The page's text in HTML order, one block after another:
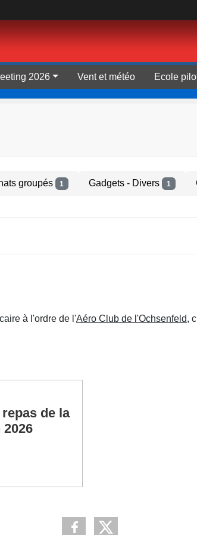
2026 Vent et météo Ecole
groupés 1 Gadgets - Divers 1
à l'ordre de l'Aéro Club de l'Ochsenfeld,
de la